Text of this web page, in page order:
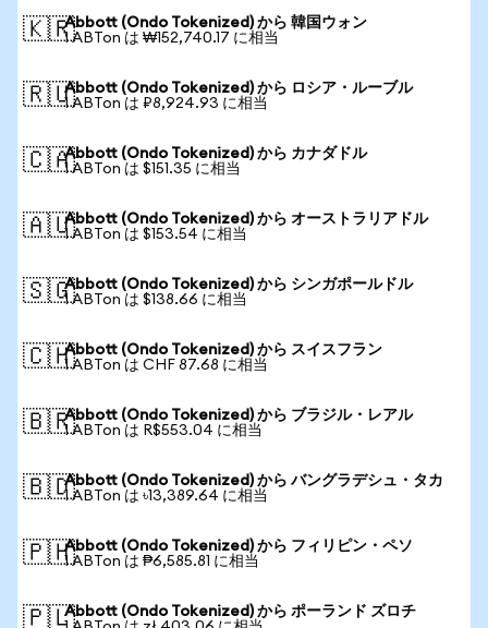
🇰🇷Abbott (Ondo Tokenized) から 韓国ウォン
1 ABTon は ₩152,740.17 に相当
🇷🇺Abbott (Ondo Tokenized) から ロシア・ルーブル
1 ABTon は ₽8,924.93 に相当
🇨🇦Abbott (Ondo Tokenized) から カナダドル
1 ABTon は $151.35 に相当
🇦🇺Abbott (Ondo Tokenized) から オーストラリアドル
1 ABTon は $153.54 に相当
🇸🇬Abbott (Ondo Tokenized) から シンガポールドル
1 ABTon は $138.66 に相当
🇨🇭Abbott (Ondo Tokenized) から スイスフラン
1 ABTon は CHF 87.68 に相当
🇧🇷Abbott (Ondo Tokenized) から ブラジル・レアル
1 ABTon は R$553.04 に相当
🇧🇩Abbott (Ondo Tokenized) から バングラデシュ・タカ
1 ABTon は ৳13,389.64 に相当
🇵🇭Abbott (Ondo Tokenized) から フィリピン・ペソ
1 ABTon は ₱6,585.81 に相当
🇵🇱Abbott (Ondo Tokenized) から ポーランド ズロチ